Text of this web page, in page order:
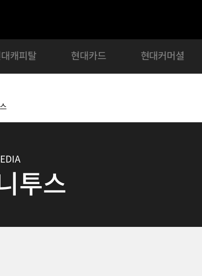
캐피탈 현대카드 현대커머셜
투스